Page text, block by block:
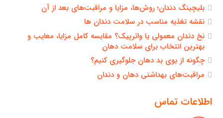
بلیچینگ دندان؛ روش‌ها، مزایا و مراقبت‌های بعد از آن
نقشه تغذیه مناسب در سلامت دندان ها
نخ دندان معمولی یا واترپیک؟ مقایسه کامل مزایا، معایب و
بهترین انتخاب برای سلامت دهان
چگونه از بوی بد دهان جلوگیری کنیم؟
مراقبت‌های بهداشتی دهان و دندان
اطلاعات تماس